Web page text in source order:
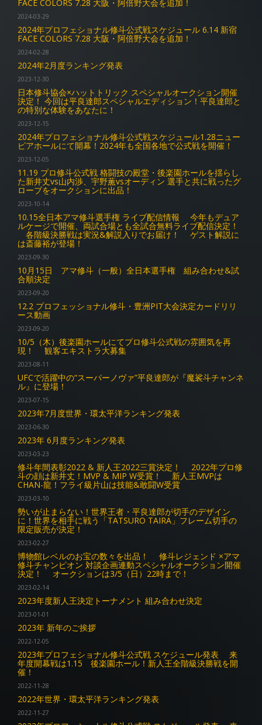
FACE COLORS 7.28 大阪・阿倍野大会を追加！
2024-03-29
2024年プロフェショナル修斗公式戦スケジュール 6.14 新宿
FACE COLORS 7.28 大阪・阿倍野大会を追加！
2024-02-28
2024年2月度ランキング発表
2023-12-30
日本修斗協会×ハットトリック スペシャルオークション開催
決定！ 今回は平良達郎スペシャルエディション！平良達郎と
の特別な体験をあなたに！
2023-12-15
2024年プロフェショナル修斗公式戦スケジュール1.28ニュー
ピアホールにて開幕！2024年も全国各地で公式戦を開催！
2023-12-05
11.19 プロ修斗公式戦 格闘技の殿堂・後楽園ホールを揺らし
た新井丈vs山内渉、宇野薫vsオーディン 選手と共に戦ったグ
ローブをオークションに出品！
2023-10-14
10.15全日本アマ修斗選手権 ライブ配信情報 今年もデュア
ルケージで開催、両試合場とも全試合無料ライブ配信決定！
各階級決勝戦は実況&解説入りでお届け！ ゲスト解説に
は斎藤裕が登場！
2023-09-30
10月15日 アマ修斗（一般）全日本選手権 組み合わせ&試
合順決定
2023-09-20
12.2 プロフェッショナル修斗・豊洲PIT大会決定カードリリ
ース動画
2023-09-20
10/5（木）後楽園ホールにてプロ修斗公式戦の雰囲気を再
現！ 観客エキストラ大募集
2023-08-11
UFCで活躍中の“スーパーノヴァ”平良達郎が『魔裟斗チャンネ
ル』に登場！
2023-07-15
2023年7月度世界・環太平洋ランキング発表
2023-06-30
2023年 6月度ランキング発表
2023-03-23
修斗年間表彰2022 & 新人王2022三賞決定！ 2022年プロ修
斗の顔は新井丈！MVP & MIP W受賞！ 新人王MVPは
CHAN-龍！フライ級片山は技能&敢闘W受賞
2023-03-10
勢いが止まらない！世界王者・平良達郎が切手のデザイン
に！世界を相手に戦う「TATSURO TAIRA」フレーム切手の
限定販売が決定！
2023-02-27
博物館レベルのお宝の数々を出品！ 修斗レジェンド ×アマ
修斗チャンピオン 対談企画連動スペシャルオークション開催
決定！ オークションは3/5（日）22時まで！
2023-02-14
2023年度新人王決定トーナメント 組み合わせ決定
2023-01-01
2023年 新年のご挨拶
2022-12-05
2023年プロフェショナル修斗公式戦 スケジュール発表 来
年度開幕戦は1.15 後楽園ホール！新人王全階級決勝戦を開
催！
2022-11-28
2022年世界・環太平洋ランキング発表
2022-11-27